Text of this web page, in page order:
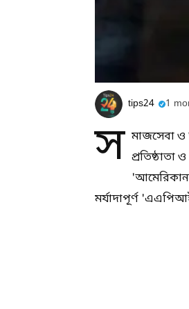
tips24 1
স মাজসেবা ও
প্রতিষ্ঠাতা
মর্যাদাপূর্ণ